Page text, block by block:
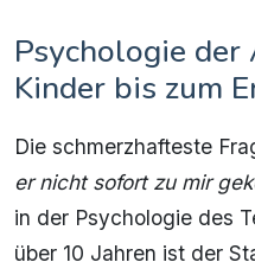
Psychologie der
Kinder bis zum
Die schmerzhafteste
er nicht sofort zu mir
in der Psychologie des
über 10 Jahren ist der